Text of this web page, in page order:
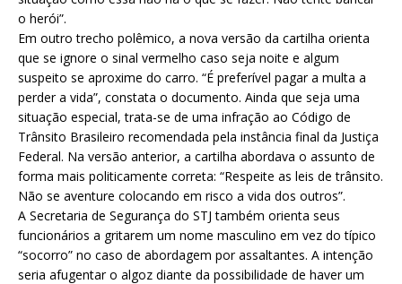
o herói”.
Em outro trecho polêmico, a nova versão da cartilha orienta
que se ignore o sinal vermelho caso seja noite e algum
suspeito se aproxime do carro. “É preferível pagar a multa a
perder a vida”, constata o documento. Ainda que seja uma
situação especial, trata-se de uma infração ao Código de
Trânsito Brasileiro recomendada pela instância final da Justiça
Federal. Na versão anterior, a cartilha abordava o assunto de
forma mais politicamente correta: “Respeite as leis de trânsito.
Não se aventure colocando em risco a vida dos outros”.
A Secretaria de Segurança do STJ também orienta seus
funcionários a gritarem um nome masculino em vez do típico
“socorro” no caso de abordagem por assaltantes. A intenção
seria afugentar o algoz diante da possibilidade de haver um